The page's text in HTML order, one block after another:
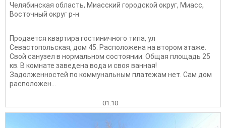
Челябинская область, Миасский городской округ, Миасс,
Восточный округ р-н
Продается квартира гостиничного типа, ул
Севастопольская, дом 45. Расположена на втором этаже.
Свой санузел в нормальном состоянии. Общая площадь 25
кв. В комнате заведена вода и своя ванная!
Задолженностей по коммунальным платежам нет. Сам дом
расположен...
01.10